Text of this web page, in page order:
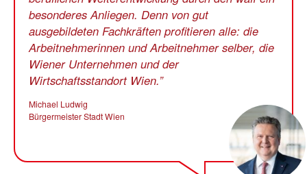
besonderes Anliegen. Denn von gut
ausgebildeten Fachkräften profitieren alle: die
Arbeitnehmerinnen und Arbeitnehmer selber, die
Wiener Unternehmen und der
Wirtschaftsstandort Wien.
Michael Ludwig
Bürgermeister Stadt Wien